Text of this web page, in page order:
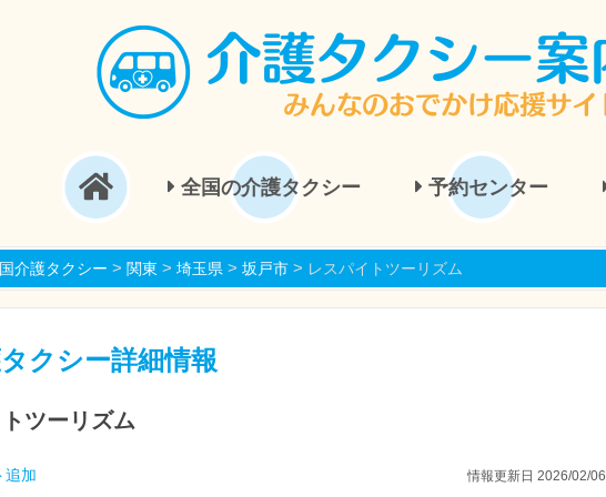
全国の介護タクシー 予約センター
介護タクシー > 関東 > 埼玉県 > 坂戸市> レスパイトツーリズム
クシー詳細情報
ツーリズム
追加 情報更新日 2026/02/06